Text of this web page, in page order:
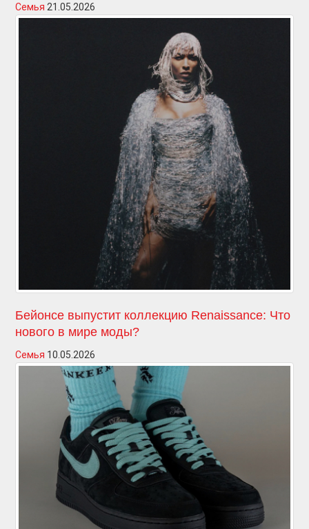
Семья 21.05.2026
Бейонсе выпустит коллекцию Renaissance: Что
нового в мире моды?
Семья 10.05.2026